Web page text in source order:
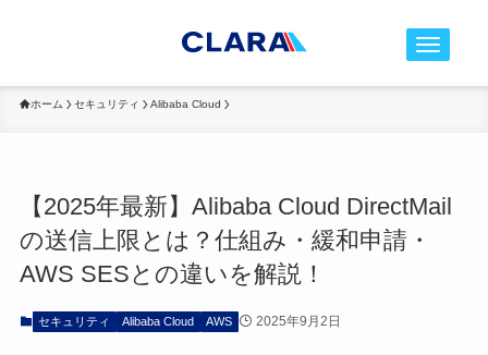
t
n
a
ホーム セキュリティ Alibaba Cloud
【2025年最新】Alibaba Cloud DirectMail
の送信上限とは？仕組み・緩和申請・
AWS SESとの違いを解説！
セキュリティ Alibaba Cloud AWS 2025年9月2日